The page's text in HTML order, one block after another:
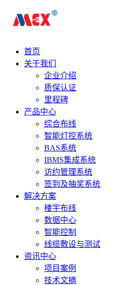
首页
关于我们
企业介绍
质保认证
里程碑
产品中心
综合布线
智能灯控系统
BAS系统
IBMS集成系统
访约管理系统
签到及抽奖系统
解决方案
楼宇布线
数据中心
智能控制
线缆敷设与测试
资讯中心
项目案例
技术文摘